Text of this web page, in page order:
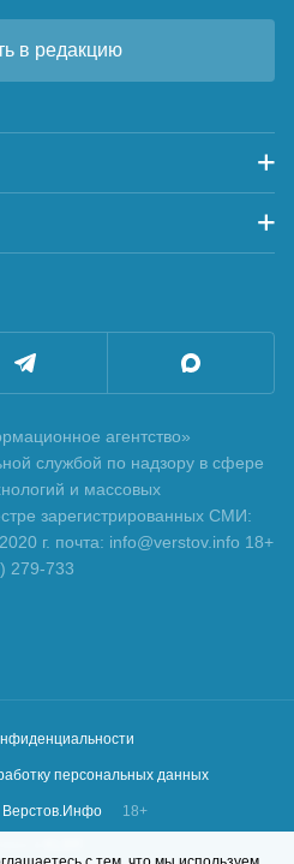
в редакцию
агентство»
службой по надзору в сфере
и массовых
зарегистрированных СМИ:
г. почта: info@verstov.info 18+
279-733
персональных данных
Верстов.Инфо
18+